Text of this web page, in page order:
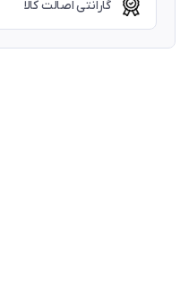
گارانتی اصالت کالا